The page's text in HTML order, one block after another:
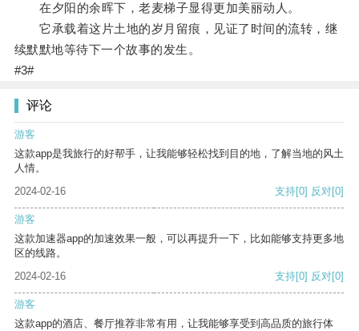
在夕阳的余晖下，老麦梯子显得更加美丽动人。
它承载着这片土地的岁月留痕，见证了时间的流转，继
续默默地等待下一个故事的发生。
#3#
评论
游客
这款app是我旅行的好帮手，让我能够轻松找到目的地，了解当地的风土
人情。
2024-02-16
支持[0] 反对[0]
游客
这款加速器app的加速效果一般，可以再提升一下，比如能够支持更多地
区的线路。
2024-02-16
支持[0] 反对[0]
游客
这款app的酒店、餐厅推荐非常有用，让我能够享受到高品质的旅行体